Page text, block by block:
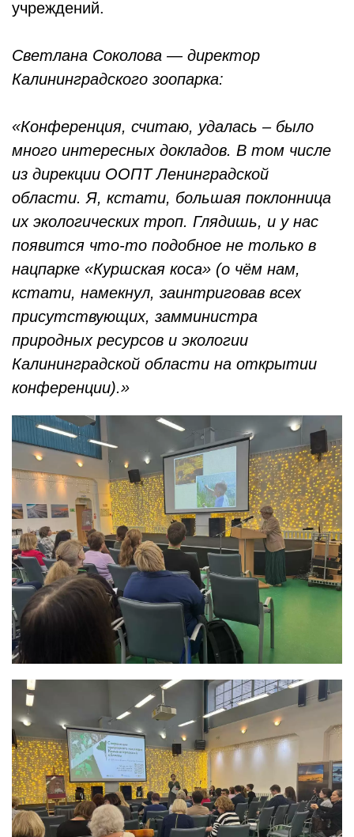
учреждений.
Светлана Соколова — директор
Калининградского зоопарка:
«Конференция, считаю, удалась – было
много интересных докладов. В том числе
из дирекции ООПТ Ленинградской
области. Я, кстати, большая поклонница
их экологических троп. Глядишь, и у нас
появится что-то подобное не только в
нацпарке «Куршская коса» (о чём нам,
кстати, намекнул, заинтриговав всех
присутствующих, замминистра
природных ресурсов и экологии
Калининградской области на открытии
конференции).»